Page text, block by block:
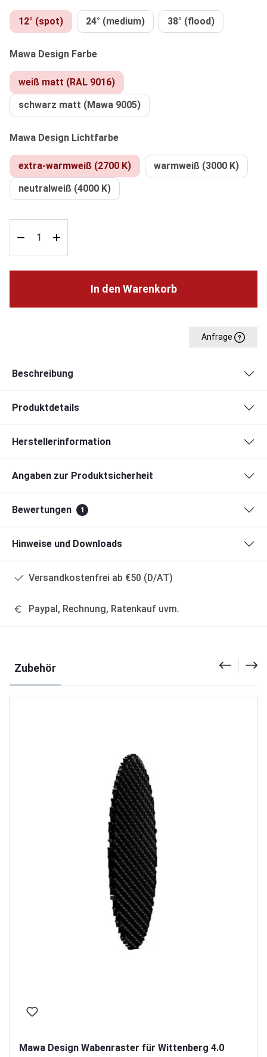
12° (spot) 24° (medium) 38° (flood)
Mawa Design Farbeauswählen
weiß matt (RAL 9016)
schwarz matt (Mawa 9005)
Mawa Design Lichtfarbeauswählen
extra-warmweiß (2700 K)
warmweiß (3000 K)
neutralweiß (4000 K)
In den Warenkorb
Anfrage
Beschreibung
Produktdetails
Herstellerinformation
Angaben zur Produktsicherheit
Bewertungen 1
Hinweise und Downloads
Versandkostenfrei ab €50 (D/AT)
Paypal, Rechnung, Ratenkauf uvm.
Zubehör
Mawa Design Wabenraster für Wittenberg 4.0